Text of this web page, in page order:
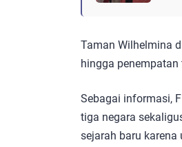
Taman Wilhelmina
hingga
Sebagai informasi,
tiga negara
sejarah baru